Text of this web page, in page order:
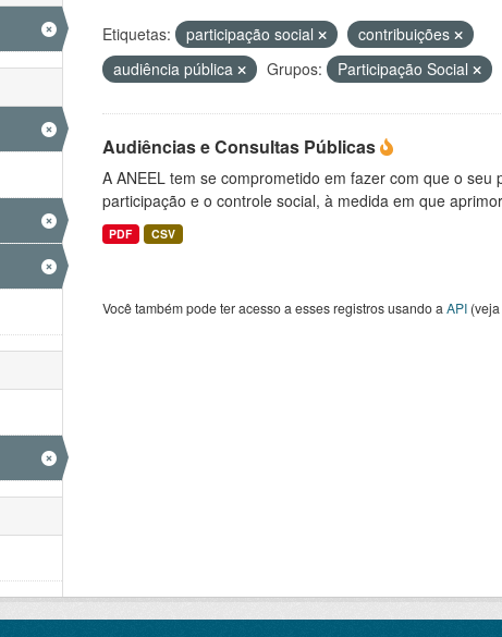
Etiquetas: participação social
contribuições
audiência pública
Grupos: Participação Social
Audiências e Consultas Públicas
A ANEEL tem se comprometido em fazer com que o
participação e o controle social, à medida em que
PDF CSV
Você também pode ter acesso a esses registros usando a API(veja